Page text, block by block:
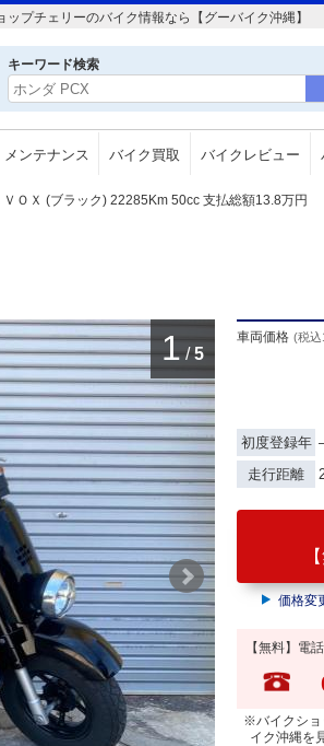
プチェリーのバイク情報なら【グーバイク沖縄】
キーワード検索
メンテナンス バイク買取 バイクレビュー
ＶＯＸ (ブラック) 22285Km 50cc 支払総額13.8万円
1 / 5
車両価格 (税込
初度登録年
走行距離
価格変
【無料】電
※バイクショ
イク沖縄を